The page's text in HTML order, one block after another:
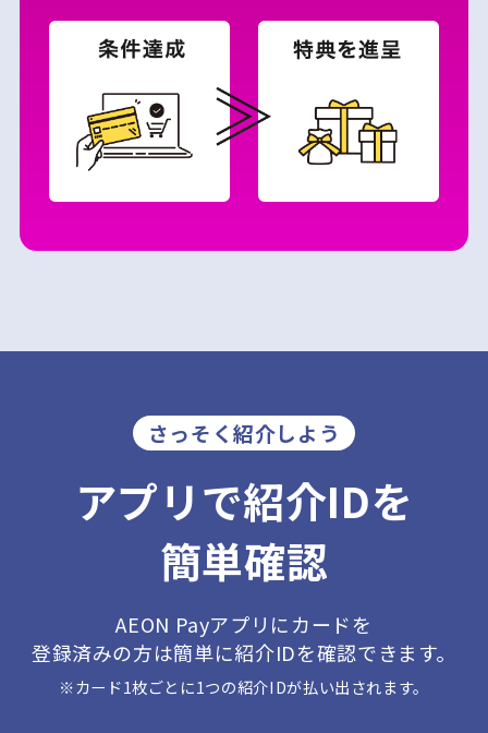
さっそく紹介しよう
アプリで紹介IDを
簡単確認
AEON Payアプリにカードを
登録済みの方は簡単に紹介IDを確認できます。
※カード1枚ごとに1つの紹介IDが払い出されます。